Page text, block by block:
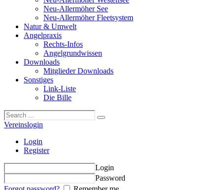
Neu-Allermöher See
Neu-Allermöher Fleetsystem
Natur & Umwelt
Angelpraxis
Rechts-Infos
Angelgrundwissen
Downloads
Mitglieder Downloads
Sonstiges
Link-Liste
Die Bille
Vereinslogin
Login
Register
Login
Password